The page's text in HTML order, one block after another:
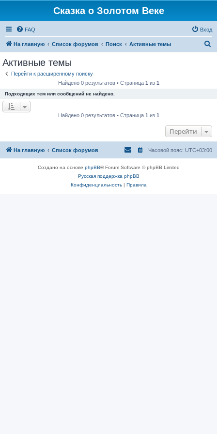
Сказка о Золотом Веке
FAQ Вход
На главную Список форумов Поиск Активные темы
Активные темы
Перейти к расширенному поиску
Найдено 0 результатов • Страница 1 из 1
Подходящих тем или сообщений не найдено.
Найдено 0 результатов • Страница 1 из 1
Перейти
На главную Список форумов Часовой пояс: UTC+03:00
Создано на основе phpBB® Forum Software © phpBB Limited
Русская поддержка phpBB
Конфиденциальность| Правила